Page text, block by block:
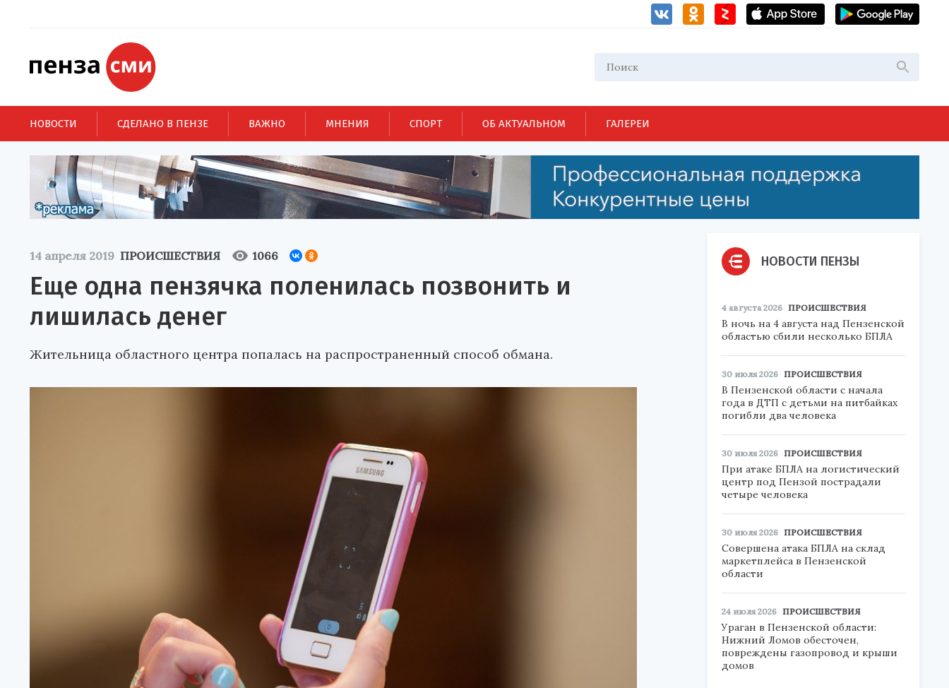
НОВОСТИ СДЕЛАНО В ПЕНЗЕ ВАЖНО МНЕНИЯ СПОРТ ОБ АКТУАЛЬНОМ ГАЛЕРЕИ
14 апреля 2019 ПРОИСШЕСТВИЯ 1066
Еще одна пензячка поленилась позвонить и
лишилась денег
Жительница областного центра попалась на распространенный способ обмана.
НОВОСТИ ПЕНЗЫ
4 августа 2026 ПРОИСШЕСТВИЯ
В ночь на 4 августа над Пензенской
областью сбили несколько БПЛА
30 июля 2026 ПРОИСШЕСТВИЯ
В Пензенской области с начала
года в ДТП с детьми на питбайках
погибли два человека
30 июля 2026 ПРОИСШЕСТВИЯ
При атаке БПЛА на логистический
центр под Пензой пострадали
четыре человека
30 июля 2026 ПРОИСШЕСТВИЯ
Совершена атака БПЛА на склад
маркетплейса в Пензенской
области
24 июля 2026 ПРОИСШЕСТВИЯ
Ураган в Пензенской области:
Нижний Ломов обесточен,
повреждены газопровод и крыши
домов